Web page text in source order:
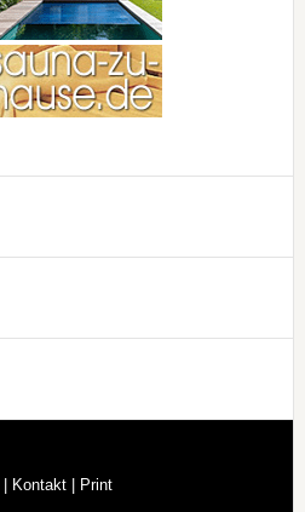
Kontakt | Print